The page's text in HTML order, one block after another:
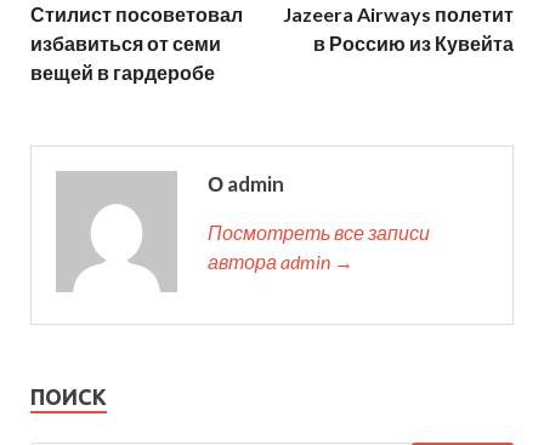
Стилист посоветовал
избавиться от семи
вещей в гардеробе
Jazeera Airways полетит
в Россию из Кувейта
О admin
Посмотреть все записи
автора admin →
ПОИСК